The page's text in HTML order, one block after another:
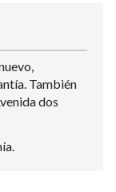
También
dos